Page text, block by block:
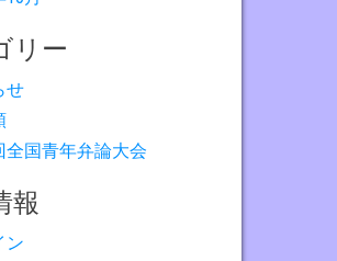
リー
せ
全国青年弁論大会
報
ン